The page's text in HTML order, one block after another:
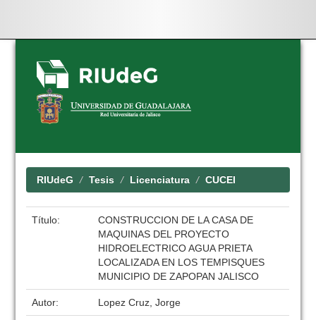
Skip
navigation
RIUdeG Tesis Licenciatura CUCEI
Título:
CONSTRUCCION DE LA CASA DE
MAQUINAS DEL PROYECTO
HIDROELECTRICO AGUA PRIETA
LOCALIZADA EN LOS TEMPISQUES
MUNICIPIO DE ZAPOPAN JALISCO
Autor: Lopez Cruz, Jorge